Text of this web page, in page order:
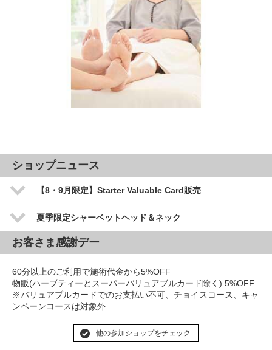
ショップニュース
【8・9月限定】Starter Valuable Card販売
夏季限定シャーベットヘッド＆ネック
お客さま感謝デー
60分以上のご利用で施術代金から5%OFF
物販(ハーブティーとスーパーバリュアブルカード除く) 5%OFF
※バリュアブルカードでのお支払い不可、チョイスコース、キャ
ンペーンコースは対象外
他の参加ショップをチェック